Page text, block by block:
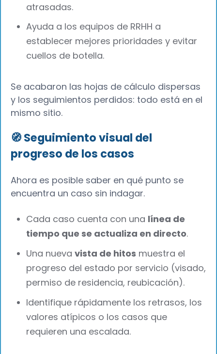
atrasadas.
Ayuda a los equipos de RRHH a
establecer mejores prioridades y evitar
cuellos de botella.
Se acabaron las hojas de cálculo dispersas
y los seguimientos perdidos: todo está en el
mismo sitio.
🧭 Seguimiento visual del
progreso de los casos
Ahora es posible saber en qué punto se
encuentra un caso sin indagar.
Cada caso cuenta con una línea de
tiempo que se actualiza en directo.
Una nuevavista de hitos muestra el
progreso del estado por servicio (visado,
permiso de residencia, reubicación).
Identifique rápidamente los retrasos, los
valores atípicos o los casos que
requieren una escalada.